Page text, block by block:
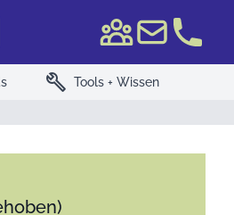
ISIN
build Tools + Wissen